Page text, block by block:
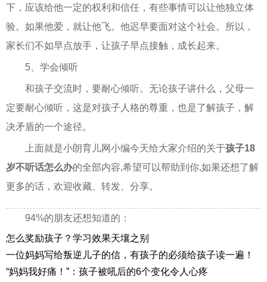
下，应该给他一定的权利和信任，有些事情可以让他独立体
验。如果他爱，就让他飞。他迟早要面对这个社会。所以，
家长们不如早点放手，让孩子早点接触，成长起来。
5、学会倾听
和孩子交流时，要耐心倾听。无论孩子讲什么，父母一
定要耐心倾听，这是对孩子人格的尊重，也是了解孩子，解
决矛盾的一个途径。
上面就是小朗育儿网小编今天给大家介绍的关于孩子18
岁不听话怎么办的全部内容,希望可以帮助到你,如果还想了解
更多的话，欢迎收藏、转发、分享。
94%的朋友还想知道的：
怎么奖励孩子？学习效果天壤之别
一位妈妈写给叛逆儿子的信，有孩子的必须给孩子读一遍！
“妈妈我好痛！”：孩子被吼后的6个变化令人心疼